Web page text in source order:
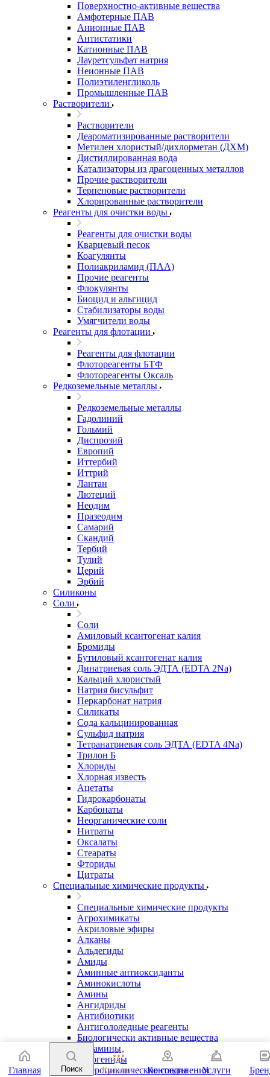
Поверхностно-активные вещества
Амфотерные ПАВ
Анионные ПАВ
Антистатики
Катионные ПАВ
Лауретсульфат натрия
Неионные ПАВ
Полиэтиленгликоль
Промышленные ПАВ
Растворители
Растворители
Деароматизированные растворители
Метилен хлористый/дихлорметан (ДХМ)
Дистиллированная вода
Катализаторы из драгоценных металлов
Прочие растворители
Терпеновые растворители
Хлорированные растворители
Реагенты для очистки воды
Реагенты для очистки воды
Кварцевый песок
Коагулянты
Полиакриламид (ПАА)
Прочие реагенты
Флокулянты
Биоцид и альгицид
Стабилизаторы воды
Умягчители воды
Реагенты для флотации
Реагенты для флотации
Флотореагенты БТФ
Флотореагенты Оксаль
Редкоземельные металлы
Редкоземельные металлы
Гадолиний
Гольмий
Диспрозий
Европий
Иттербий
Иттрий
Лантан
Лютеций
Неодим
Празеодим
Самарий
Скандий
Тербий
Тулий
Церий
Эрбий
Силиконы
Соли
Соли
Амиловый ксантогенат калия
Бромиды
Бутиловый ксантогенат калия
Динатриевая соль ЭДТА (EDTA 2Na)
Кальций хлористый
Натрия бисульфит
Перкарбонат натрия
Силикаты
Сода кальцинированная
Сульфид натрия
Тетранатриевая соль ЭДТА (EDTA 4Na)
Трилон Б
Хлориды
Хлорная известь
Ацетаты
Гидрокарбонаты
Карбонаты
Неорганические соли
Нитраты
Оксалаты
Стеараты
Фториды
Цитраты
Специальные химические продукты
Специальные химические продукты
Агрохимикаты
Акриловые эфиры
Алканы
Альдегиды
Амиды
Аминные антиоксиданты
Аминокислоты
Амины
Ангидриды
Антибиотики
Антигололедные реагенты
Биологически активные вещества
Витамины
Галогениды
Гетероциклические соединения
Главная Поиск Каталог Контакты Услуги